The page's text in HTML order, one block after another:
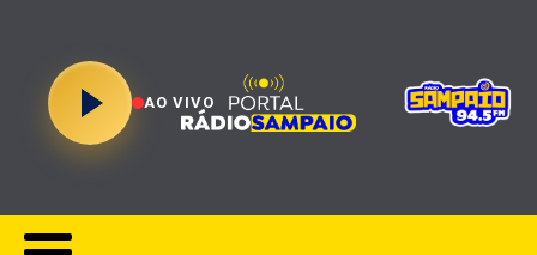
AO VIVO